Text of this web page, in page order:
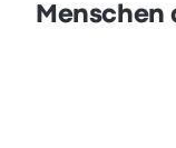
Menschen